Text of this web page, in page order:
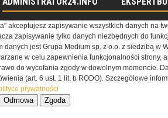
Betonowe donice do ogrodów,
na skwery i...
Jak wygłuszyć i ocieplić piwnicę
Rynek nieruchomości
Darmowe ebooki dla zarządców
nieruchomości
Na co
zakupie
Ocieplenie
skuteczna
PORADNIK:
akceptujesz zapisywanie wszystkich danych na
zapisywanie tylko danych niezbędnych do
danych jest Grupa Medium sp. z o.o. z siedzibą w
w celu zapewnienia funkcjonalności strony,
do wycofania zgody w dowolnym momencie.
(art. 6 ust. 1 lit. b RODO). Szczegółowe
prywatności
Odmowa Zgoda